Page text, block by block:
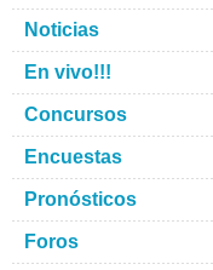
Noticias
En vivo!!!
Concursos
Encuestas
Pronósticos
Foros